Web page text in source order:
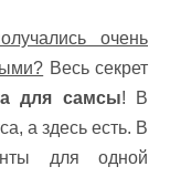
очень
Весь секрет
для самсы! В
а здесь есть. В
для одной